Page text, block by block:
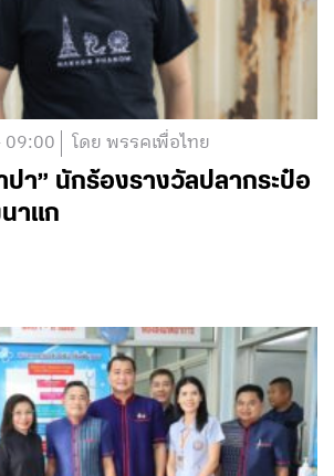
09:00 โดย พรรคเพื่อไทย
า” นักร้องรางวัลปลากระป๋อ
าแก